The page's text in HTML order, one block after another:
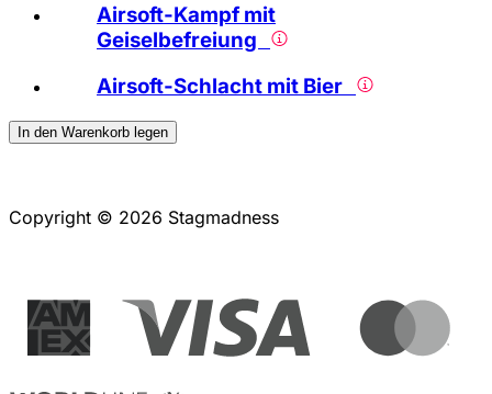
Airsoft-Kampf mit
Geiselbefreiung
Airsoft-Schlacht mit Bier
In den Warenkorb legen
Copyright © 2026 Stagmadness